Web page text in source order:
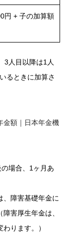
円 + 子の加算額
人目以降は1人
るときに加算さ
金額｜日本年金機
場合、1ヶ月あ
、障害基礎年金に
害厚生年金は、
ります。）